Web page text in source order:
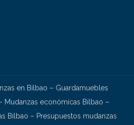
en Bilbao – Guardamuebles
Mudanzas económicas Bilbao –
Bilbao – Presupuestos mudanzas